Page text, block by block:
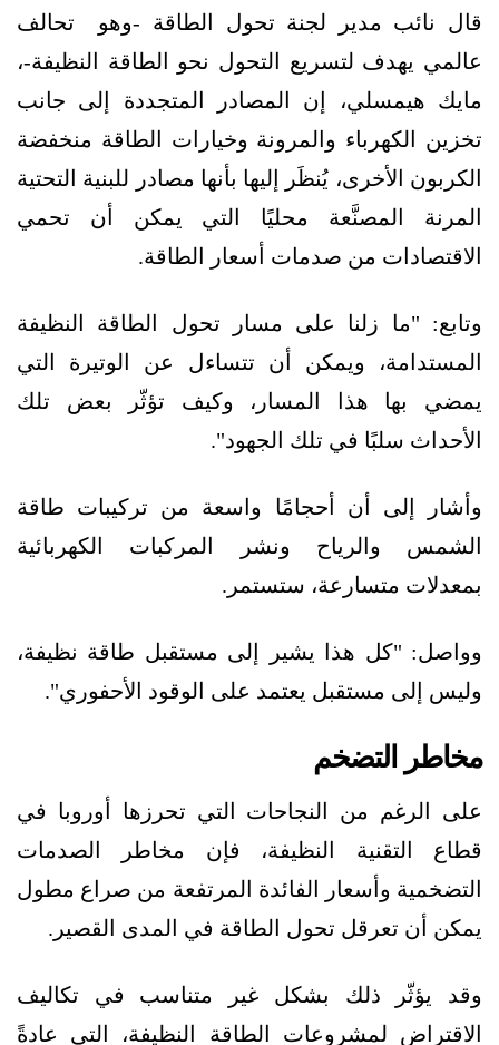
قال نائب مدير لجنة تحول الطاقة -وهو تحالف
عالمي يهدف لتسريع التحول نحو الطاقة النظيفة-،
مايك هيمسلي، إن المصادر المتجددة إلى جانب
تخزين الكهرباء والمرونة وخيارات الطاقة منخفضة
الكربون الأخرى، يُنظَر إليها بأنها مصادر للبنية التحتية
المرنة المصنَّعة محليًا التي يمكن أن تحمي
الاقتصادات من صدمات أسعار الطاقة.
وتابع: "ما زلنا على مسار تحول الطاقة النظيفة
المستدامة، ويمكن أن تتساءل عن الوتيرة التي
يمضي بها هذا المسار، وكيف تؤثّر بعض تلك
الأحداث سلبًا في تلك الجهود".
وأشار إلى أن أحجامًا واسعة من تركيبات طاقة
الشمس والرياح ونشر المركبات الكهربائية
بمعدلات متسارعة، ستستمر.
وواصل: "كل هذا يشير إلى مستقبل طاقة نظيفة،
وليس إلى مستقبل يعتمد على الوقود الأحفوري".
مخاطر التضخم
على الرغم من النجاحات التي تحرزها أوروبا في
قطاع التقنية النظيفة، فإن مخاطر الصدمات
التضخمية وأسعار الفائدة المرتفعة من صراع مطول
يمكن أن تعرقل تحول الطاقة في المدى القصير.
وقد يؤثّر ذلك بشكل غير متناسب في تكاليف
الاقتراض لمشروعات الطاقة النظيفة، التي عادةً